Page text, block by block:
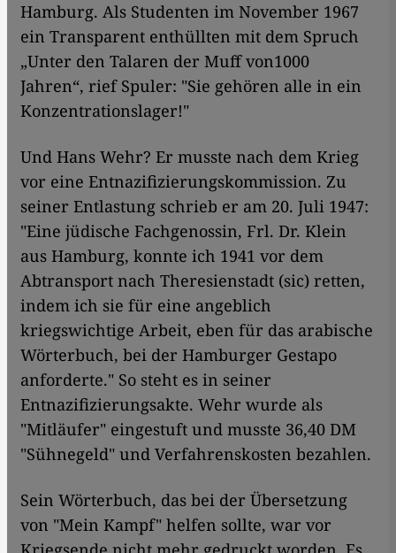
Hamburg. Als Studenten im November 1967
ein Transparent enthüllten mit dem Spruch
„Unter den Talaren der Muff von1000
Jahren“, rief Spuler: "Sie gehören alle in ein
Konzentrationslager!"
Und Hans Wehr? Er musste nach dem Krieg
vor eine Entnazifizierungskommission. Zu
seiner Entlastung schrieb er am 20. Juli 1947:
"Eine jüdische Fachgenossin, Frl. Dr. Klein
aus Hamburg, konnte ich 1941 vor dem
Abtransport nach Theresienstadt (sic) retten,
indem ich sie für eine angeblich
kriegswichtige Arbeit, eben für das arabische
Wörterbuch, bei der Hamburger Gestapo
anforderte." So steht es in seiner
Entnazifizierungsakte. Wehr wurde als
"Mitläufer" eingestuft und musste 36,40 DM
"Sühnegeld" und Verfahrenskosten bezahlen.
Sein Wörterbuch, das bei der Übersetzung
von "Mein Kampf" helfen sollte, war vor